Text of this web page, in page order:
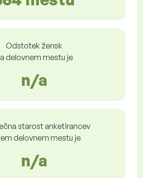
Odstotek žensk
delovnem mestu je
n/a
starost anketirancev
delovnem mestu je
n/a